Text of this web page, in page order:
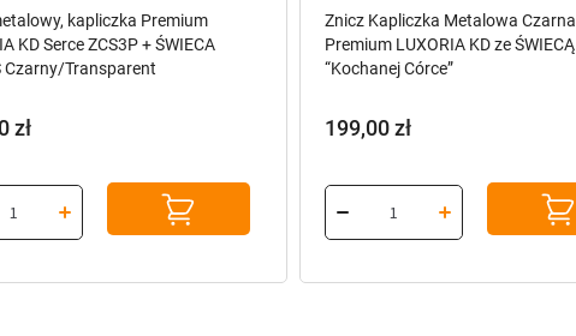
kapliczka Premium
KD Serce ZCS3P + ŚWIECA
Czarny/Transparent
zł
Znicz Kapliczka Metalowa Czarna
Premium LUXORIA KD ze ŚWIECĄ
“Kochanej Córce”
199,00zł